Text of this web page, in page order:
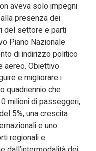
aveva solo impegni
presenza dei
del settore e parti
Piano Nazionale
di indirizzo politico
aereo. Obiettivo
e migliorare i
quadriennio che
milioni di passeggeri,
5%, una crescita
e uno
regionali e